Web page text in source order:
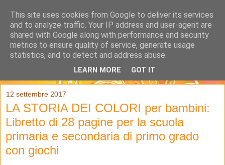
12 settembre 2017
LA STORIA DEI COLORI per bambini:
Libretto di 28 pagine per la scuola
primaria e secondaria di primo grado
con giochi
This site uses cookies from Google to deliver its services
and to analyze traffic. Your IP address and user-agent are
shared with Google along with performance and security
metrics to ensure quality of service, generate usage
statistics, and to detect and address abuse.
LEARN MORE GOT IT